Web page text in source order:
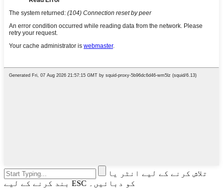
تلاش کرنے کے لیے انٹر یا
بند کرنے کے لیے ESC کو دبائیں۔